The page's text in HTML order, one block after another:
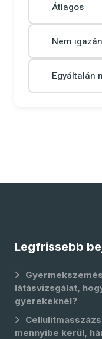
Átlagos
Nem igazán
Egyáltalán
Legfrissebb
látásvizsgálat,
gyerekeknél?
mennyibe kerül,